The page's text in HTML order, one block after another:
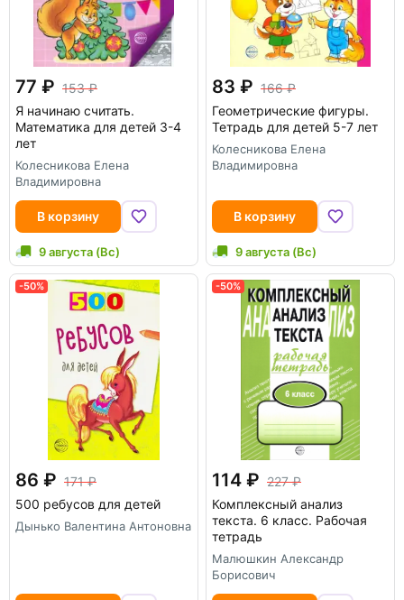
77
153
Я начинаю считать.
Математика для детей 3-4
лет
Колесникова Елена
Владимировна
В корзину
9 августа (Вс)
83
166
Геометрические фигуры.
Тетрадь для детей 5-7 лет
Колесникова Елена
Владимировна
В корзину
9 августа (Вс)
-50%
86
171
500 ребусов для детей
Дынько Валентина Антоновна
-50%
114
227
Комплексный анализ
текста. 6 класс. Рабочая
тетрадь
Малюшкин Александр
Борисович